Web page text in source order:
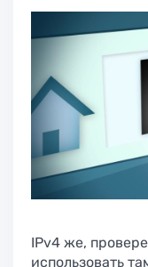
IPv4 же,
использовать